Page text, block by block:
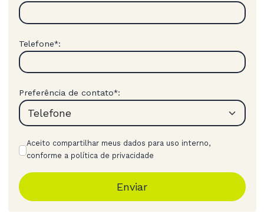
Telefone*:
Preferência de contato*:
Aceito compartilhar meus dados para uso interno,
conforme a política de privacidade
Enviar